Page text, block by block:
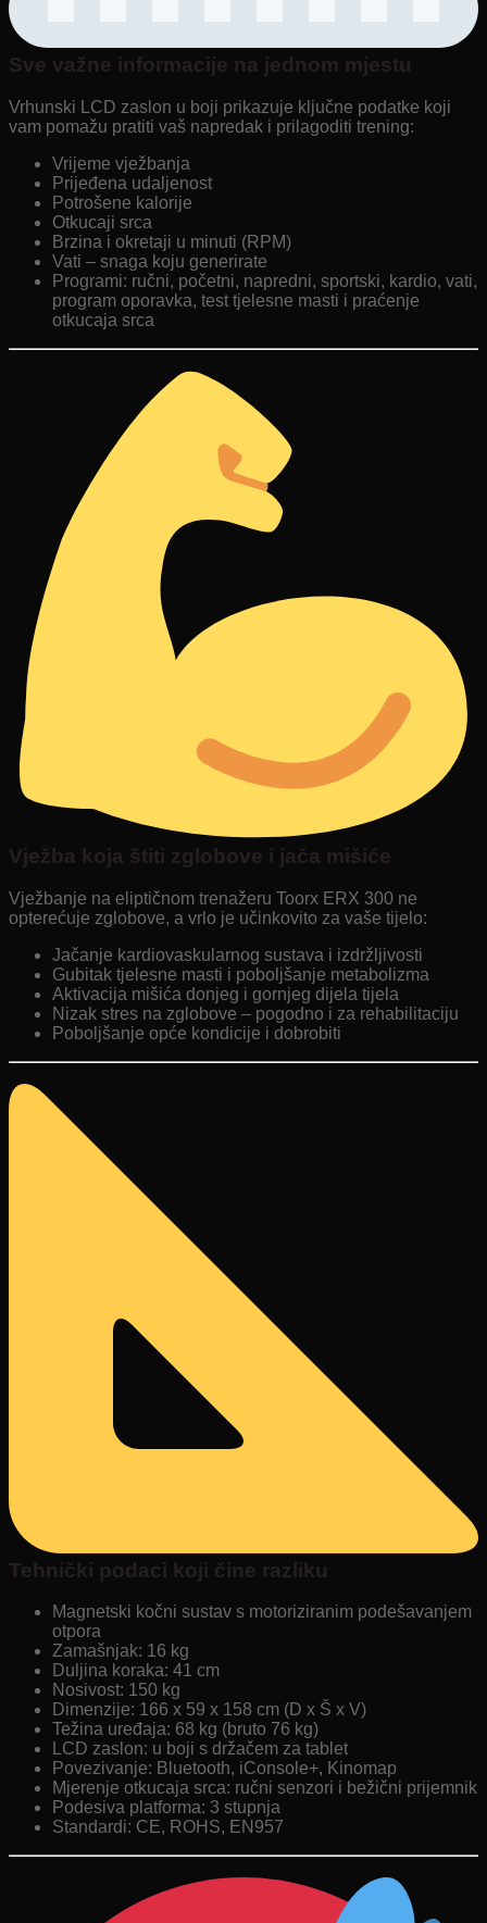
Sve važne informacije na jednom mjestu
Vrhunski LCD zaslon u boji prikazuje ključne podatke koji
vam pomažu pratiti vaš napredak i prilagoditi trening:
Vrijeme vježbanja
Prijeđena udaljenost
Potrošene kalorije
Otkucaji srca
Brzina i okretaji u minuti (RPM)
Vati – snaga koju generirate
Programi: ručni, početni, napredni, sportski, kardio, vati,
program oporavka, test tjelesne masti i praćenje
otkucaja srca
Vježba koja štiti zglobove i jača mišiće
Vježbanje na eliptičnom trenažeru Toorx ERX 300 ne
opterećuje zglobove, a vrlo je učinkovito za vaše tijelo:
Jačanje kardiovaskularnog sustava i izdržljivosti
Gubitak tjelesne masti i poboljšanje metabolizma
Aktivacija mišića donjeg i gornjeg dijela tijela
Nizak stres na zglobove – pogodno i za rehabilitaciju
Poboljšanje opće kondicije i dobrobiti
Tehnički podaci koji čine razliku
Magnetski kočni sustav s motoriziranim podešavanjem
otpora
Zamašnjak: 16 kg
Duljina koraka: 41 cm
Nosivost: 150 kg
Dimenzije: 166 x 59 x 158 cm (D x Š x V)
Težina uređaja: 68 kg (bruto 76 kg)
LCD zaslon: u boji s držačem za tablet
Povezivanje: Bluetooth, iConsole+, Kinomap
Mjerenje otkucaja srca: ručni senzori i bežični prijemnik
Podesiva platforma: 3 stupnja
Standardi: CE, ROHS, EN957